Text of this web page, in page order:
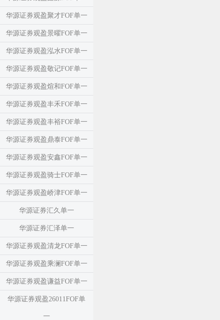
华源证券观盈聚才FOF单一
华源证券观盈景曜FOF单一
华源证券观盈泓水FOF单一
华源证券观盈敬记FOF单一
华源证券观盈煊和FOF单一
华源证券观盈丰禾FOF单一
华源证券观盈丰裕FOF单一
华源证券观盈鼎泰FOF单一
华源证券观盈安鑫FOF单一
华源证券观盈骑士FOF单一
华源证券观盈峤津FOF单一
华源证券汇久单一
华源证券汇泽单一
华源证券观盈清龙FOF单一
华源证券观盈乘澜FOF单一
华源证券观盈谦益FOF单一
华源证券观盈26011FOF单
一